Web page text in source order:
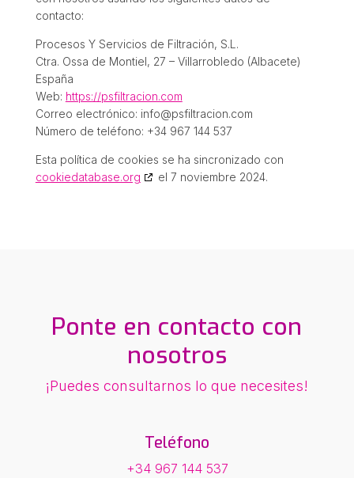
contacto:
Procesos Y Servicios de Filtración, S.L.
Ctra. Ossa de Montiel, 27 – Villarrobledo (Albacete)
España
Web: https://psfiltracion.com
Correo electrónico: info@psfiltracion.com
Número de teléfono: +34 967 144 537
Esta política de cookies se ha sincronizado con
cookiedatabase.org
el 7 noviembre 2024.
Ponte en contacto con
nosotros
¡Puedes consultarnos lo que necesites!
Teléfono
+34 967 144 537